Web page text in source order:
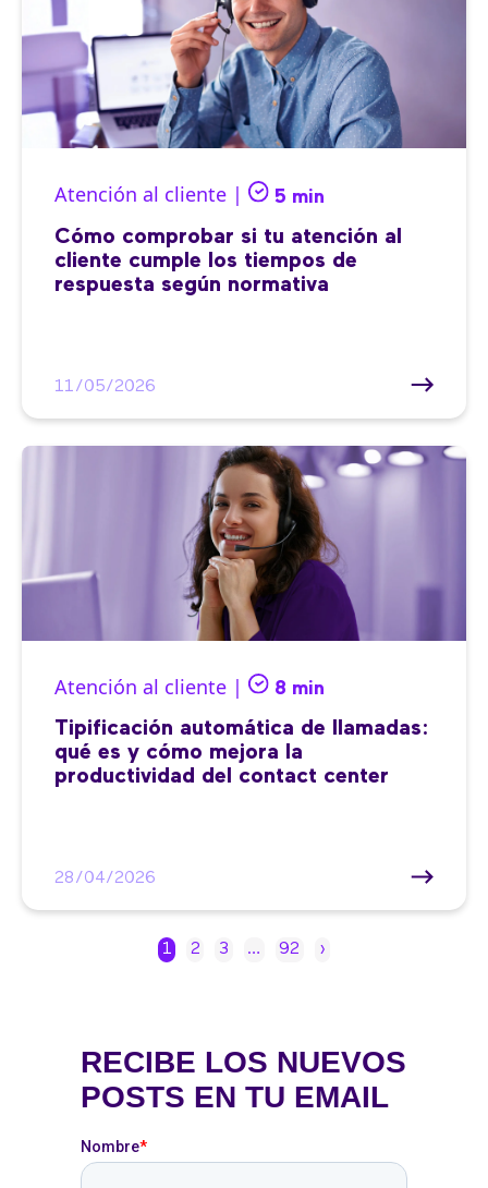
Atención al cliente | 5 min
Cómo comprobar si tu atención al
cliente cumple los tiempos de
respuesta según normativa
11/05/2026
Atención al cliente | 8 min
Tipificación automática de llamadas:
qué es y cómo mejora la
productividad del contact center
28/04/2026
1 2 3 … 92 ›